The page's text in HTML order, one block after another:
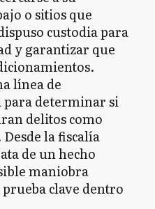
o sitios que
custodia para
y garantizar que
línea de
para determinar si
delitos como
Desde la fiscalía
de un hecho
maniobra
clave dentro